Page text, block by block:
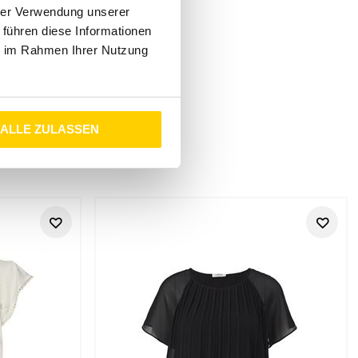
Verwendung unserer
diese Informationen
Rahmen Ihrer Nutzung
ALLE ZULASSEN
VILA Styles für Frauen, die moderne Looks mit
Stadt und Freizeit:
angezogen fühlen, ohne lange über ihr Outfit